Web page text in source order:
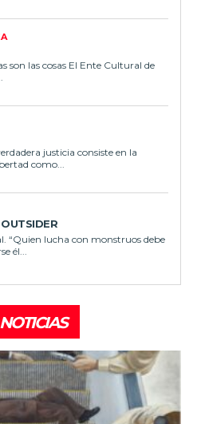
son las cosas El Ente Cultural de
justicia consiste en la
como...
“Quien lucha con monstruos debe
él...